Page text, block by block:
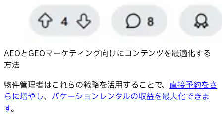
AEOとGEOマーケティング向けにコンテンツを最適化する
方法
物件管理者はこれらの戦略を活用することで、 直接予約をさ
らに増やし、 バケーションレンタルの収益を最大化できま
す。